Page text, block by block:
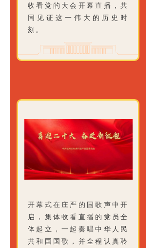
收看党的大会开幕直播，共
同见证这一伟大的历史时
刻。
开幕式在庄严的国歌声中开
启，集体收看直播的党员全
体起立，一起奏唱中华人民
共和国国歌，并全程认真聆